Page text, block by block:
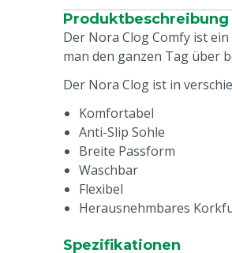
Produktbeschreibung
Der Nora Clog Comfy ist
man den ganzen Tag über
Der Nora Clog ist in
Komfortabel
Anti-Slip Sohle
Breite Passform
Waschbar
Flexibel
Herausnehmbares
Spezifikationen